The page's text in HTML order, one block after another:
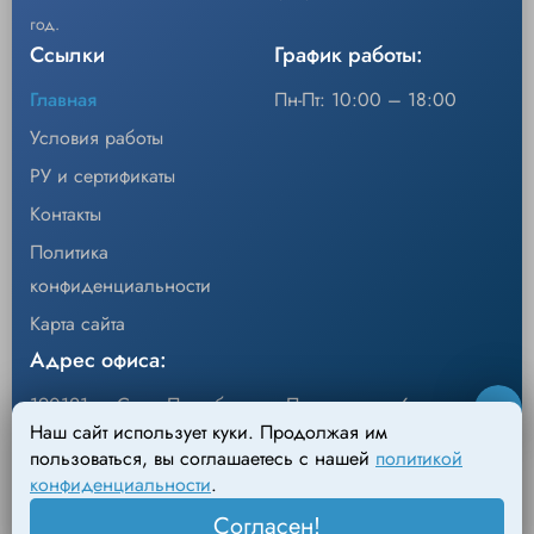
•Подкладное одеяло обеспечивает
полный доступ.
•Три порта для шланга позволяют удобно
размещать нагревательный блок.
год.
Ссылки
Главная
Условия работы
РУ и сертификаты
Контакты
Политика
конфиденциальности
Карта сайта
График работы:
Пн-Пт: 10:00 – 18:00
Адрес офиса:
190121, г. Санкт-Петербург, ул.Перевозная, 6
Адрес склада:
198095, г. Санкт-Петербург, Михайловский пер., д.4
Наш сайт использует куки. Продолжая им
пользоваться, вы соглашаетесь с нашей политикой
конфиденциальности.
Согласен!